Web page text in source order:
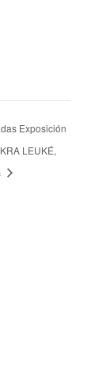
Exposición
LEUKÉ,